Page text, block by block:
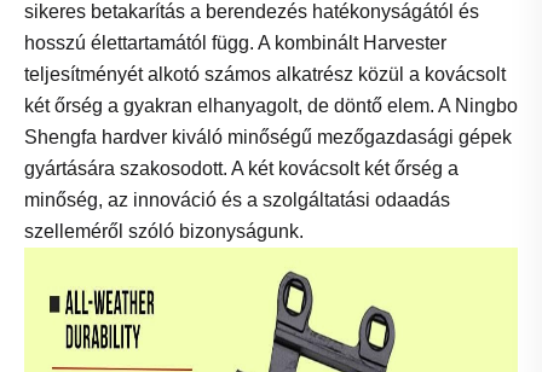
sikeres betakarítás a berendezés hatékonyságától és
hosszú élettartamától függ. A kombinált Harvester
teljesítményét alkotó számos alkatrész közül a kovácsolt
két őrség a gyakran elhanyagolt, de döntő elem. A Ningbo
Shengfa hardver kiváló minőségű mezőgazdasági gépek
gyártására szakosodott. A két kovácsolt két őrség a
minőség, az innováció és a szolgáltatási odaadás
szelleméről szóló bizonyságunk.